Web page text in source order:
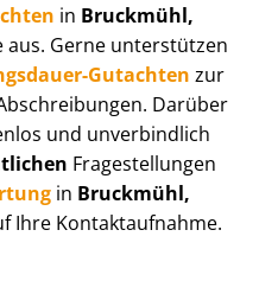
in Bruckmühl,
aus. Gerne unterstützen
Gutachten zur
Darüber
und unverbindlich
Fragestellungen
in Bruckmühl,
Ihre Kontaktaufnahme.